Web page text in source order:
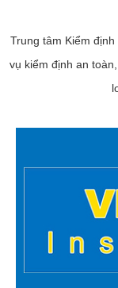
Trung tâm Kiểm định
vụ kiểm định an